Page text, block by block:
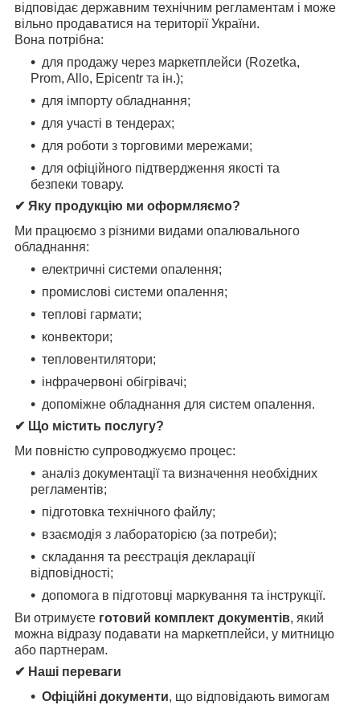
відповідає державним технічним регламентам і може
вільно продаватися на території України.
Вона потрібна:
для продажу через маркетплейси (Rozetka,
Prom, Allo, Epicentr та ін.);
для імпорту обладнання;
для участі в тендерах;
для роботи з торговими мережами;
для офіційного підтвердження якості та
безпеки товару.
✔ Яку продукцію ми оформляємо?
Ми працюємо з різними видами опалювального
обладнання:
електричні системи опалення;
промислові системи опалення;
теплові гармати;
конвектори;
тепловентилятори;
інфрачервоні обігрівачі;
допоміжне обладнання для систем опалення.
✔ Що містить послугу?
Ми повністю супроводжуємо процес:
аналіз документації та визначення необхідних
регламентів;
підготовка технічного файлу;
взаємодія з лабораторією (за потреби);
складання та реєстрація декларації
відповідності;
допомога в підготовці маркування та інструкції.
Ви отримуєте готовий комплект документів, який
можна відразу подавати на маркетплейси, у митницю
або партнерам.
✔ Наші переваги
Офіційні документи, що відповідають вимогам